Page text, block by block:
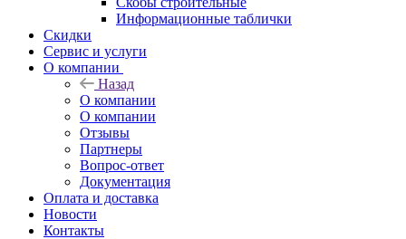
Информационные таблички
Скидки
Сервис и услуги
О компании
Назад
О компании
О компании
Отзывы
Партнеры
Вопрос-ответ
Документация
Оплата и доставка
Новости
Контакты